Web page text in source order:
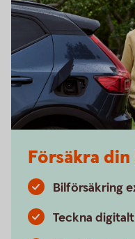
Försäkra din
Bilförsäkring
Teckna